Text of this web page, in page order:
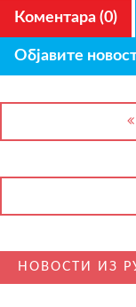
Коментара (0)
Објавите
НОВОСТИ ИЗ